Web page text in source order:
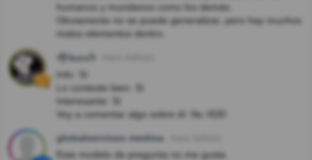
humanos y mundanos como los demás.
Obviamente no se puede generalizar, pero hay muchos
malos elementos dentro.
ᖫƑᎥnσsᖭ
Info: Sí
Lo conteste bien: Sí
Interesante: Sí
Voy a comentar algo sobre él: No XDD
globalservices medina
Este modelo de pregunta no me gusta.